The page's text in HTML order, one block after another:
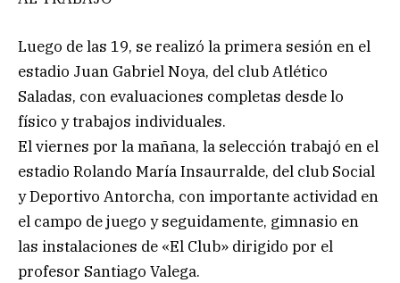
Luego de las 19, se realizó la primera sesión en el
estadio Juan Gabriel Noya, del club Atlético
Saladas, con evaluaciones completas desde lo
físico y trabajos individuales.
El viernes por la mañana, la selección trabajó en el
estadio Rolando María Insaurralde, del club Social
y Deportivo Antorcha, con importante actividad en
el campo de juego y seguidamente, gimnasio en
las instalaciones de «El Club» dirigido por el
profesor Santiago Valega.